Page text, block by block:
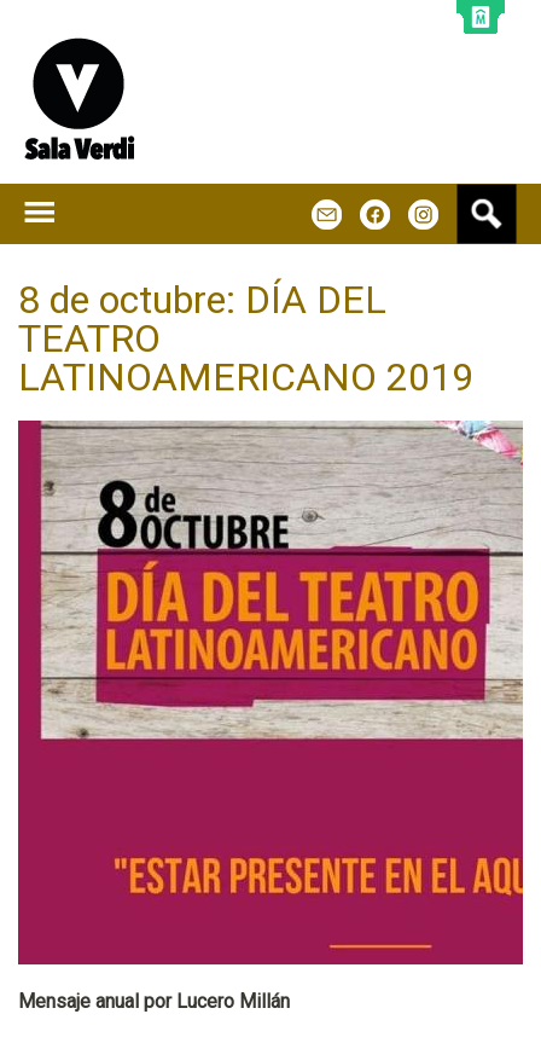
8 de octubre: DÍA DEL
TEATRO
LATINOAMERICANO 2019
Mensaje anual por Lucero Millán
s